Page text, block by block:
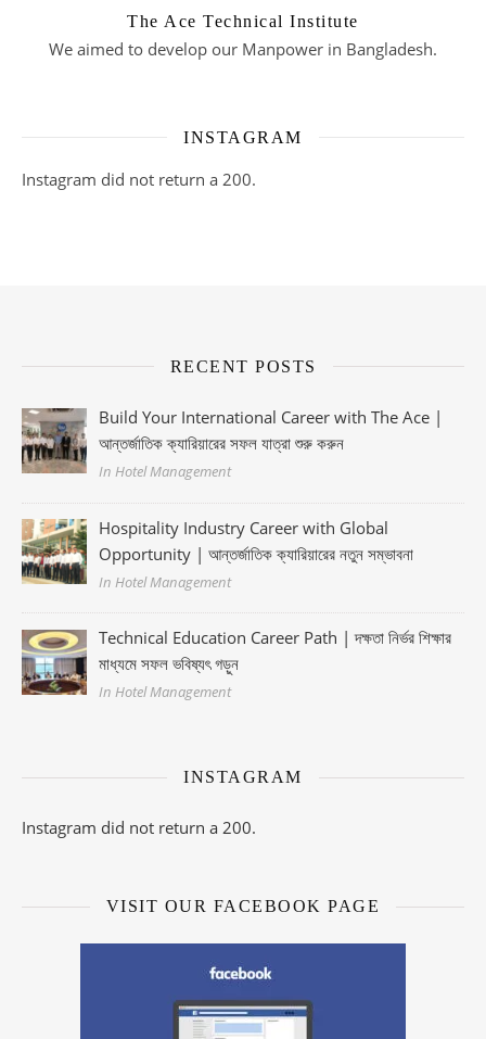
The Ace Technical Institute
We aimed to develop our Manpower in Bangladesh.
INSTAGRAM
Instagram did not return a 200.
RECENT POSTS
Build Your International Career with The Ace |
আন্তর্জাতিক ক্যারিয়ারের সফল যাত্রা শুরু করুন
In Hotel Management
Hospitality Industry Career with Global
Opportunity | আন্তর্জাতিক ক্যারিয়ারের নতুন সম্ভাবনা
In Hotel Management
Technical Education Career Path | দক্ষতা নির্ভর শিক্ষার
মাধ্যমে সফল ভবিষ্যৎ গড়ুন
In Hotel Management
INSTAGRAM
Instagram did not return a 200.
VISIT OUR FACEBOOK PAGE